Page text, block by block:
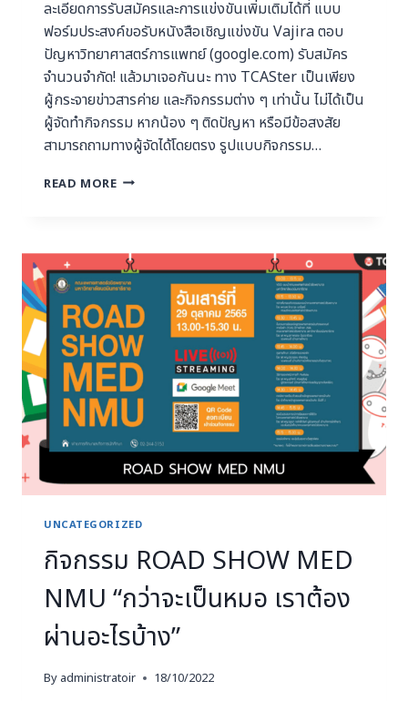
ละเอียดการรับสมัครและการแข่งขันเพิ่มเติมได้ที่ แบบ
ฟอร์มประสงค์ขอรับหนังสือเชิญแข่งขัน Vajira ตอบ
ปัญหาวิทยาศาสตร์การแพทย์ (google.com) รับสมัคร
จำนวนจำกัด! แล้วมาเจอกันนะ ทาง TCASter เป็นเพียง
ผู้กระจายข่าวสารค่าย และกิจกรรมต่าง ๆ เท่านั้น ไม่ได้เป็น
ผู้จัดทำกิจกรรม หากน้อง ๆ ติดปัญหา หรือมีข้อสงสัย
สามารถถามทางผู้จัดได้โดยตรง รูปแบบกิจกรรม…
READ MORE
UNCATEGORIZED
กิจกรรม ROAD SHOW MED
NMU “กว่าจะเป็นหมอ เราต้อง
ผ่านอะไรบ้าง”
By administratoir 18/10/2022